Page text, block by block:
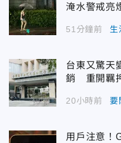
淹水警戒亮
51分鐘前 生
台東又驚天
銷 重開羈
20小時前 要
用戶注意！